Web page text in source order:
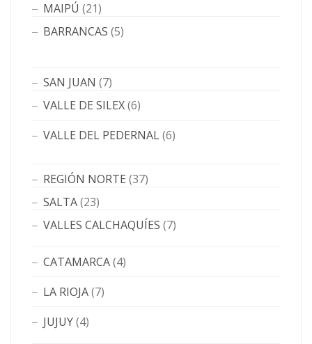
MAIPÚ (21)
BARRANCAS (5)
SAN JUAN (7)
VALLE DE SILEX(6)
VALLE DEL PEDERNAL(6)
REGIÓN NORTE (37)
SALTA(23)
VALLES CALCHAQUÍES (7)
CATAMARCA(4)
LA RIOJA(7)
JUJUY(4)